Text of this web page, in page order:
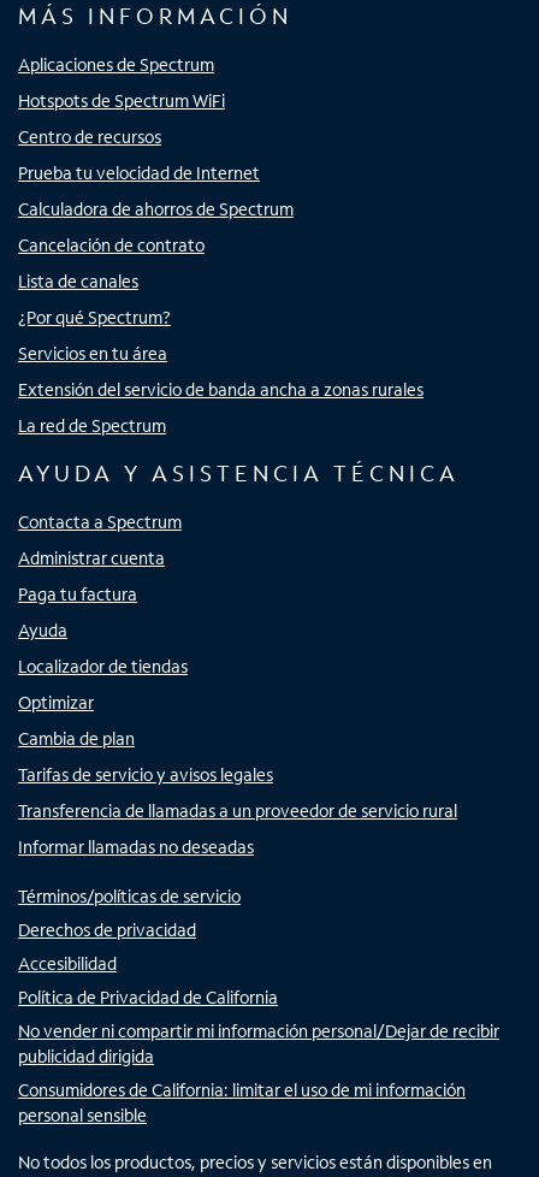
MÁS INFORMACIÓN
Aplicaciones de Spectrum
Hotspots de Spectrum WiFi
Centro de recursos
Prueba tu velocidad de Internet
Calculadora de ahorros de Spectrum
Cancelación de contrato
Lista de canales
¿Por qué Spectrum?
Servicios en tu área
Extensión del servicio de banda ancha a zonas rurales
La red de Spectrum
AYUDA Y ASISTENCIA TÉCNICA
Contacta a Spectrum
Administrar cuenta
Paga tu factura
Ayuda
Localizador de tiendas
Optimizar
Cambia de plan
Tarifas de servicio y avisos legales
Transferencia de llamadas a un proveedor de servicio rural
Informar llamadas no deseadas
Términos/políticas de servicio
Derechos de privacidad
Accesibilidad
Política de Privacidad de California
No vender ni compartir mi información personal/Dejar de recibir
publicidad dirigida
Consumidores de California: limitar el uso de mi información
personal sensible
No todos los productos, precios y servicios están disponibles en